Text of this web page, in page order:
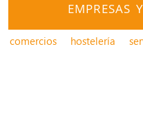
EMPRESAS
comercios hostelería